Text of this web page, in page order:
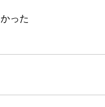
った